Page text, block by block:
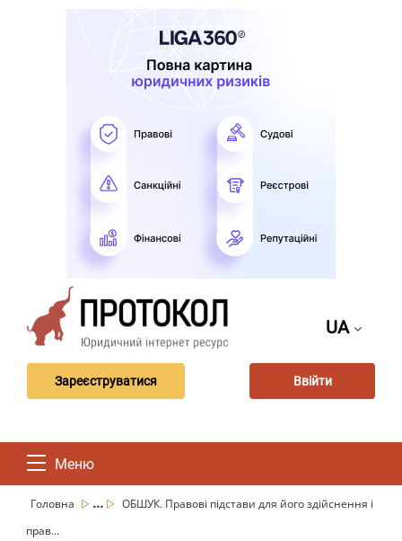
UA
Зареєструватися Ввійти
Меню
Головна ...
ОБШУК. Правові підстави для його здійснення і
прав...